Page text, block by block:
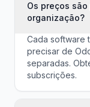
Os preços
organização?
Cada software
precisar de
separadas.
subscrições.